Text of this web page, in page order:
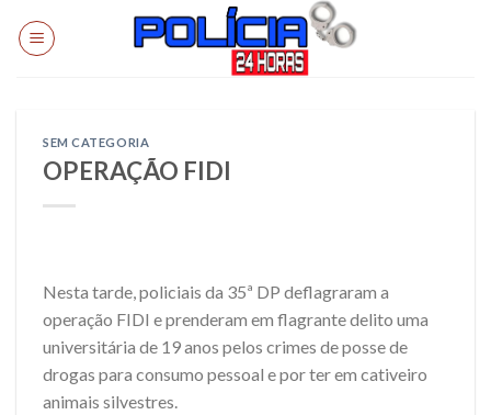
SEM CATEGORIA
OPERAÇÃO FIDI
Nesta tarde, policiais da 35ª DP deflagraram a
operação FIDI e prenderam em flagrante delito uma
universitária de 19 anos pelos crimes de posse de
drogas para consumo pessoal e por ter em cativeiro
animais silvestres.